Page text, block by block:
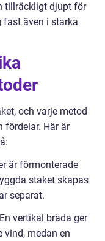
tillräckligt djupt för
fast även i starka
och varje metod
fördelar. Här är
är förmonterade
staket skapas
separat.
vertikal bräda ger
vind, medan en